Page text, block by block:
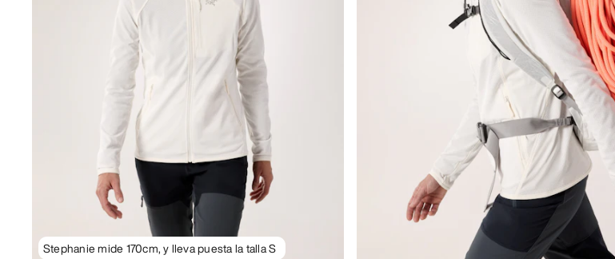
Stephanie mide 170cm, y lleva puesta la talla S